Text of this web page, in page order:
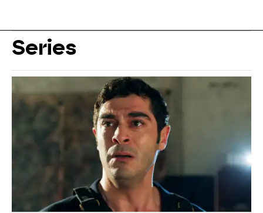
Series